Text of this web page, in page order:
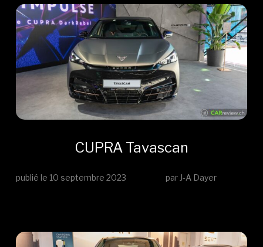
CUPRA Tavascan
publié le 10 septembre 2023 par J-A Dayer